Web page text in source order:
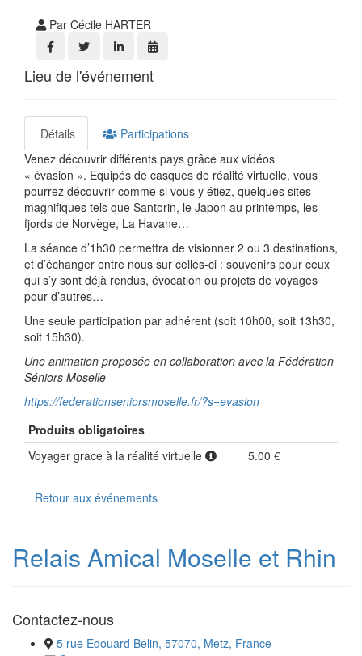
Par Cécile HARTER
Lieu de l'événement
Détails
Participations
Venez découvrir différents pays grâce aux vidéos
« évasion ». Equipés de casques de réalité virtuelle, vous
pourrez découvrir comme si vous y étiez, quelques sites
magnifiques tels que Santorin, le Japon au printemps, les
fjords de Norvège, La Havane…
La séance d’1h30 permettra de visionner 2 ou 3 destinations,
et d’échanger entre nous sur celles-ci : souvenirs pour ceux
qui s’y sont déjà rendus, évocation ou projets de voyages
pour d’autres…
Une seule participation par adhérent (soit 10h00, soit 13h30,
soit 15h30).
Une animation proposée en collaboration avec la Fédération
Séniors Moselle
https://federationseniorsmoselle.fr/?s=evasion
Produits obligatoires
Voyager grace à la réalité virtuelle
5.00 €
Retour aux événements
Relais Amical Moselle et Rhin
Contactez-nous
5 rue Edouard Belin, 57070, Metz, France